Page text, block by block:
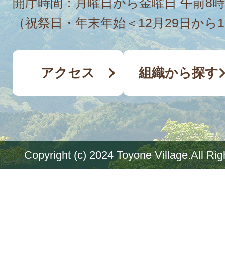
（祝祭日・年末年始＜12月29日から
アクセス 組織から探す
Copyright (c) 2024 Toyone Village.All